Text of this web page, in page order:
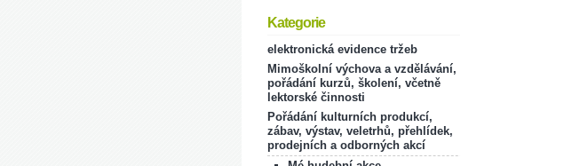
Kategorie
elektronická evidence tržeb
Mimoškolní výchova a vzdělávání,
pořádání kurzů, školení, včetně
lektorské činnosti
Pořádání kulturních produkcí,
zábav, výstav, veletrhů, přehlídek,
prodejních a odborných akcí